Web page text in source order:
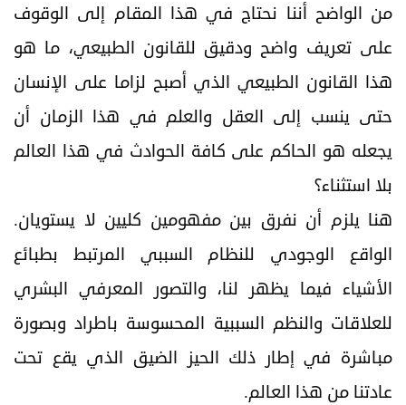
من الواضح أننا نحتاج في هذا المقام إلى الوقوف
على تعريف واضح ودقيق للقانون الطبيعي، ما هو
هذا القانون الطبيعي الذي أصبح لزاما على الإنسان
حتى ينسب إلى العقل والعلم في هذا الزمان أن
يجعله هو الحاكم على كافة الحوادث في هذا العالم
بلا استثناء؟
هنا يلزم أن نفرق بين مفهومين کليين لا يستويان.
الواقع الوجودي للنظام السببي المرتبط بطبائع
الأشياء فيما يظهر لنا، والتصور المعرفي البشري
للعلاقات والنظم السببية المحسوسة باطراد وبصورة
مباشرة في إطار ذلك الحيز الضيق الذي يقع تحت
عادتنا من هذا العالم.